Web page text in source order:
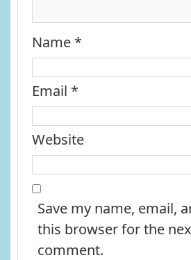
Name *
Email *
Website
Save my name, email,
this browser for the
comment.